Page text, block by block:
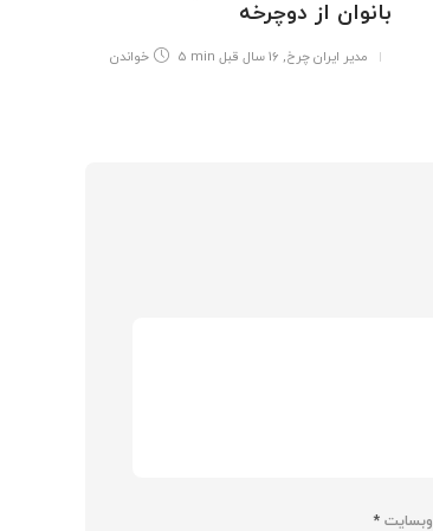
بانوان از دوچرخه
مدیر ایران چرخ, 16 سال قبل 5 min خواندن
وبسایت*